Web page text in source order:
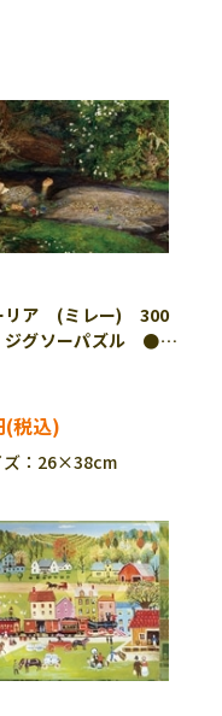
リア (ミレー) 300
グソーパズル ●予
ズ：26×38cm